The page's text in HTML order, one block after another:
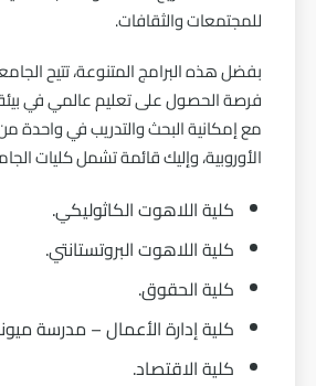
للمجتمعات والثقافات.
بفضل هذه البرامج المتنوعة، تتيح
فرصة الحصول على تعليم عالمي في بيئة
مع إمكانية البحث والتدريب في واحدة
الأوروبية، وإليك قائمة تشمل كليات
كلية اللاهوت الكاثوليكي.
كلية اللاهوت البروتستانتي.
كلية الحقوق.
كلية إدارة الأعمال – مدرسة
كلية الاقتصاد.